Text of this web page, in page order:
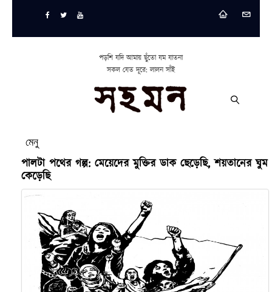
পড়শি যদি আমায় ছুঁতো যম যাতনা
সকল যেত দূরে: লালন সাঁই
মেনু
পালটা পথের গল্প: মেয়েদের মুক্তির ডাক ছেড়েছি, শয়তানের ঘুম
কেড়েছি